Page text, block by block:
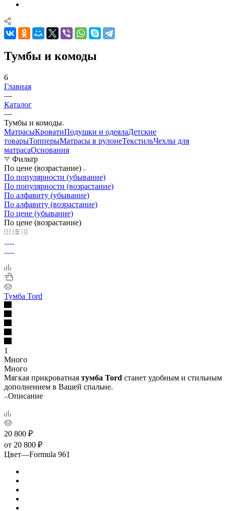
Тумбы и комоды
6
Главная
—
Каталог
—
Тумбы и комоды
МатрасыКроватиПодушки и одеялаДетские
товарыТопперыМатрасы в рулонеТекстильЧехлы для
матрасаОснования
Фильтр
По цене (возрастание)
По популярности (убывание)
По популярности (возрастание)
По алфавиту (убывание)
По алфавиту (возрастание)
По цене (убывание)
По цене (возрастание)
Тумба Tord
1
Много
Много
Мягкая прикроватная тумба Tord станет удобным и стильным
дополнением в Вашей спальне.
Описание
20 800 ₽
от 20 800 ₽
Цвет—Formula 961